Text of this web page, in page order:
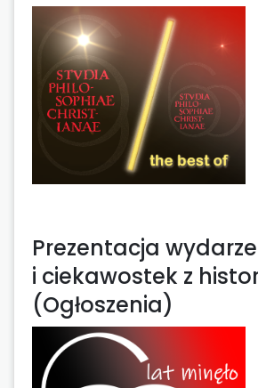
Prezentacja
i ciekawostek z
(Ogłoszenia)